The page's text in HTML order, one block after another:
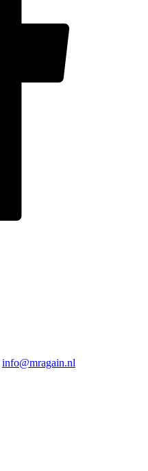
info@mragain.nl